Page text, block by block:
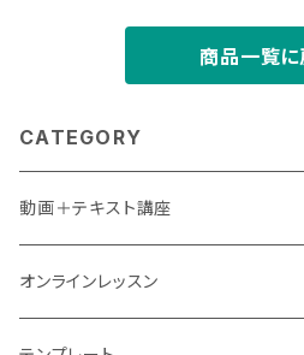
商品一覧に
CATEGORY
動画＋テキスト講座
単発レッスン
送付＋電子教材
オンラインレッスン